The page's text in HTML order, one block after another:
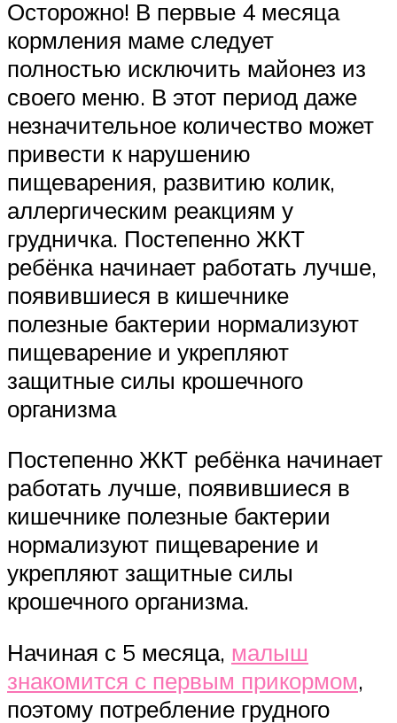
Осторожно! В первые 4 месяца
кормления маме следует
полностью исключить майонез из
своего меню. В этот период даже
незначительное количество может
привести к нарушению
пищеварения, развитию колик,
аллергическим реакциям у
грудничка. Постепенно ЖКТ
ребёнка начинает работать лучше,
появившиеся в кишечнике
полезные бактерии нормализуют
пищеварение и укрепляют
защитные силы крошечного
организма
Постепенно ЖКТ ребёнка начинает
работать лучше, появившиеся в
кишечнике полезные бактерии
нормализуют пищеварение и
укрепляют защитные силы
крошечного организма.
Начиная с 5 месяца, малыш
знакомится с первым прикормом,
поэтому потребление грудного